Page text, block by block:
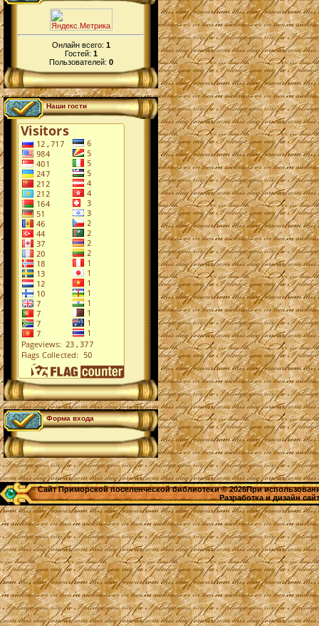
Онлайн всего: 1
Гостей: 1
Пользователей: 0
Наши гости
Форма входа
Сайт Приморской поселенческой библиотеки © 2026При
Разработка и дизайн